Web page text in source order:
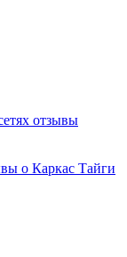
отзывы
о Каркас Тайги